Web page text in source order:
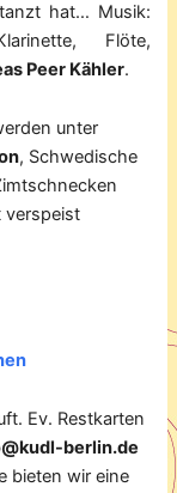
hat… Musik:
Flöte,
Peer Kähler.
unter
, Schwedische
verspeist
Ev. Restkarten
berlin.de
bieten wir eine